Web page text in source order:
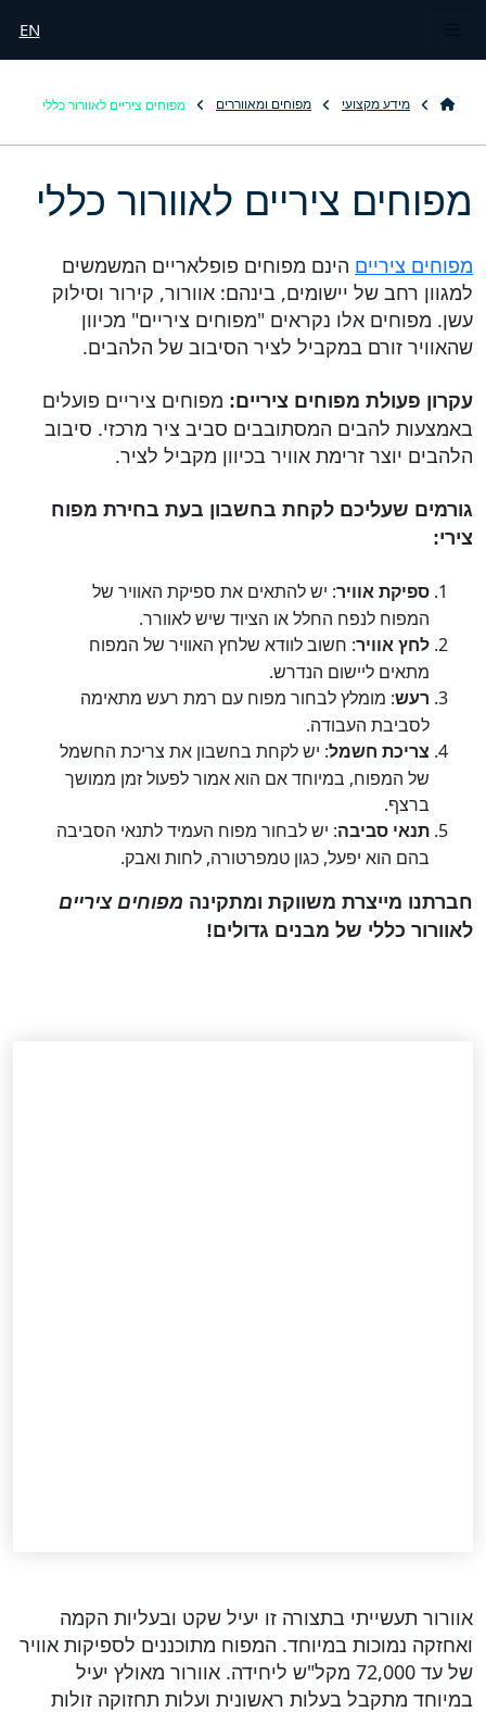
EN
מידע מקצועי מפוחים ומאווררים מפוחים ציריים לאוורור כללי
מפוחים ציריים לאוורור כללי
מפוחים ציריים הינם מפוחים פופלאריים המשמשים
למגוון רחב של יישומים, בינהם: אוורור, קירור וסילוק
עשן. מפוחים אלו נקראים "מפוחים ציריים" מכיוון
שהאוויר זורם במקביל לציר הסיבוב של הלהבים.
עקרון פעולת מפוחים ציריים: מפוחים ציריים פועלים
באמצעות להבים המסתובבים סביב ציר מרכזי. סיבוב
הלהבים יוצר זרימת אוויר בכיוון מקביל לציר.
גורמים שעליכם לקחת בחשבון בעת בחירת מפוח
צירי:
ספיקת אוויר: יש להתאים את ספיקת האוויר של
המפוח לנפח החלל או הציוד שיש לאוורר.
לחץ אוויר: חשוב לוודא שלחץ האוויר של המפוח
מתאים ליישום הנדרש.
רעש: מומלץ לבחור מפוח עם רמת רעש מתאימה
לסביבת העבודה.
צריכת חשמל: יש לקחת בחשבון את צריכת החשמל
של המפוח, במיוחד אם הוא אמור לפעול זמן ממושך
ברצף.
תנאי סביבה: יש לבחור מפוח העמיד לתנאי הסביבה
בהם הוא יפעל, כגון טמפרטורה, לחות ואבק.
חברתנו מייצרת משווקת ומתקינה מפוחים ציריים
לאוורור כללי של מבנים גדולים!
אוורור תעשייתי בתצורה זו יעיל שקט ובעליות הקמה
ואחזקה נמוכות במיוחד. המפוח מתוכננים לספיקות אוויר
של עד 72,000 מקל"ש ליחידה. אוורור מאולץ יעיל
במיוחד מתקבל בעלות ראשונית ועלות תחזוקה זולות